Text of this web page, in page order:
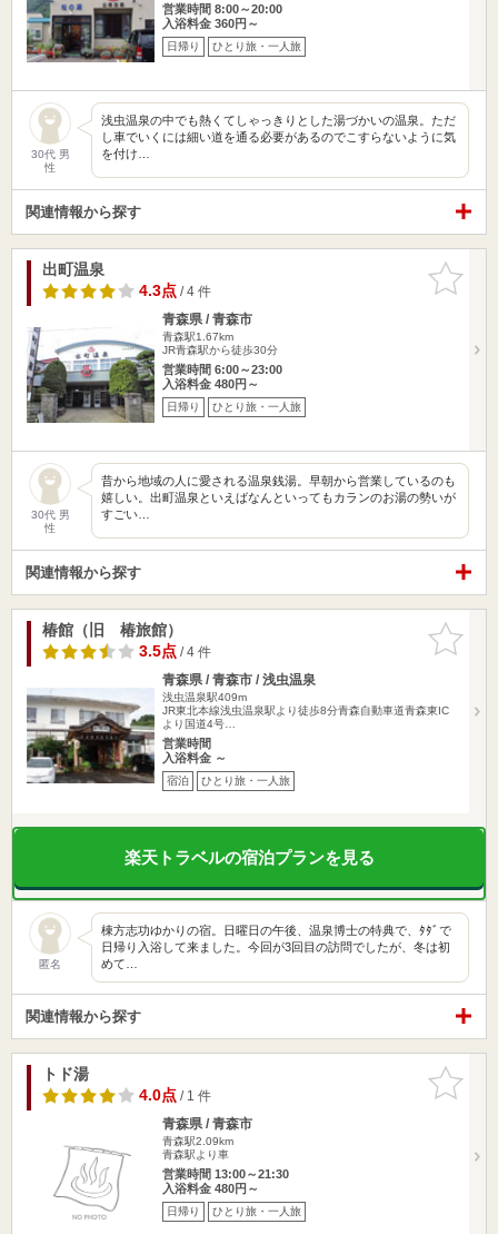
営業時間 8:00～20:00
入浴料金 360円～
日帰り ひとり旅・一人旅
30代 男
性
浅虫温泉の中でも熱くてしゃっきりとした湯づかいの温泉。ただ
し車でいくには細い道を通る必要があるのでこすらないように気
を付け…
関連情報から探す
お気に入
りに追加
出町温泉
4.3点/ 4 件
青森県 / 青森市
青森駅1.67km
JR青森駅から徒歩30分
営業時間 6:00～23:00
入浴料金 480円～
日帰り ひとり旅・一人旅
30代 男
性
昔から地域の人に愛される温泉銭湯。早朝から営業しているのも
嬉しい。出町温泉といえばなんといってもカランのお湯の勢いが
すごい…
関連情報から探す
お気に入
りに追加
椿館（旧 椿旅館）
3.5点/ 4 件
青森県 / 青森市 / 浅虫温泉
浅虫温泉駅409m
JR東北本線浅虫温泉駅より徒歩8分青森自動車道青森東IC
より国道4号…
営業時間
入浴料金 ～
宿泊 ひとり旅・一人旅
楽天トラベルの宿泊プランを見る
匿名
棟方志功ゆかりの宿。日曜日の午後、温泉博士の特典で、ﾀﾀﾞで
日帰り入浴して来ました。今回が3回目の訪問でしたが、冬は初
めて…
関連情報から探す
お気に入
りに追加
トド湯
4.0点/ 1 件
青森県 / 青森市
青森駅2.09km
青森駅より車
営業時間 13:00～21:30
入浴料金 480円～
日帰り ひとり旅・一人旅